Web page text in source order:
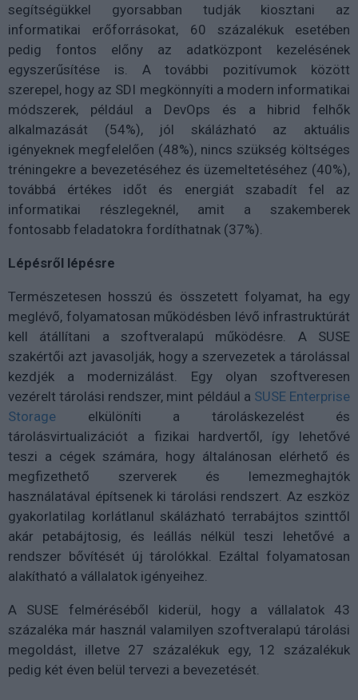
segítségükkel gyorsabban tudják kiosztani az
informatikai erőforrásokat, 60 százalékuk esetében
pedig fontos előny az adatközpont kezelésének
egyszerűsítése is. A további pozitívumok között
szerepel, hogy az SDI megkönnyíti a modern informatikai
módszerek, például a DevOps és a hibrid felhők
alkalmazását (54%), jól skálázható az aktuális
igényeknek megfelelően (48%), nincs szükség költséges
tréningekre a bevezetéséhez és üzemeltetéséhez (40%),
továbbá értékes időt és energiát szabadít fel az
informatikai részlegeknél, amit a szakemberek
fontosabb feladatokra fordíthatnak (37%).
Lépésről lépésre
Természetesen hosszú és összetett folyamat, ha egy
meglévő, folyamatosan működésben lévő infrastruktúrát
kell átállítani a szoftveralapú működésre. A SUSE
szakértői azt javasolják, hogy a szervezetek a tárolással
kezdjék a modernizálást. Egy olyan szoftveresen
vezérelt tárolási rendszer, mint például a SUSE Enterprise
Storage elkülöníti a tároláskezelést és
tárolásvirtualizációt a fizikai hardvertől, így lehetővé
teszi a cégek számára, hogy általánosan elérhető és
megfizethető szerverek és lemezmeghajtók
használatával építsenek ki tárolási rendszert. Az eszköz
gyakorlatilag korlátlanul skálázható terrabájtos szinttől
akár petabájtosig, és leállás nélkül teszi lehetővé a
rendszer bővítését új tárolókkal. Ezáltal folyamatosan
alakítható a vállalatok igényeihez.
A SUSE felméréséből kiderül, hogy a vállalatok 43
százaléka már használ valamilyen szoftveralapú tárolási
megoldást, illetve 27 százalékuk egy, 12 százalékuk
pedig két éven belül tervezi a bevezetését.